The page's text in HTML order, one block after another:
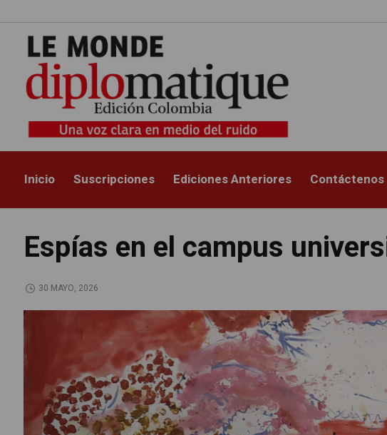
Inicio Suscripciones Ediciones Anteriores Contáctenos
Espías en el campus
30 MAYO, 2026